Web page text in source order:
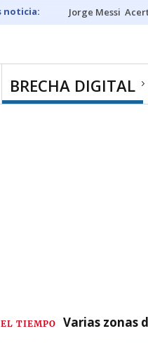
Jorge Messi
BRECHA DIGITAL
EL TIEMPO Varias zonas